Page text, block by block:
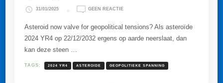
31/01/2025 GEEN REACTIEOP
VENTIEL
VOOR
Asteroid now valve for geopolitical tensions? Als asteroïde
2024 YR4 op 22/12/2032 ergens op aarde neerslaat, dan
kan deze steen …
TAGS: 2024 YR4 ASTEROIDE GEOPOLITIEKE SPANNING